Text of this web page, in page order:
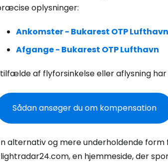
oplysninger:
Ankomster - Bukarest OTP Lufthavn
Afgange - Bukarest OTP Lufthavn
af flyforsinkelse eller aflysning
Sådan ansøger du om kompensation
alternativ og mere underholdende
en hjemmeside, der